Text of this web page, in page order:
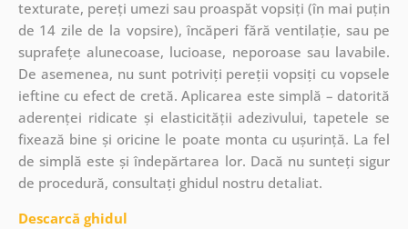
texturate, pereți umezi sau proaspăt vopsiți (în mai puțin
de 14 zile de la vopsire), încăperi fără ventilație, sau pe
suprafețe alunecoase, lucioase, neporoase sau lavabile.
De asemenea, nu sunt potriviți pereții vopsiți cu vopsele
ieftine cu efect de cretă. Aplicarea este simplă – datorită
aderenței ridicate și elasticității adezivului, tapetele se
fixează bine și oricine le poate monta cu ușurință. La fel
de simplă este și îndepărtarea lor. Dacă nu sunteți sigur
de procedură, consultați ghidul nostru detaliat.
Descarcă ghidul